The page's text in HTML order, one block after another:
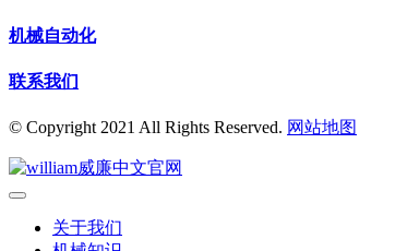
机械自动化
联系我们
© Copyright 2021 All Rights Reserved. 网站地图 此
关于我们